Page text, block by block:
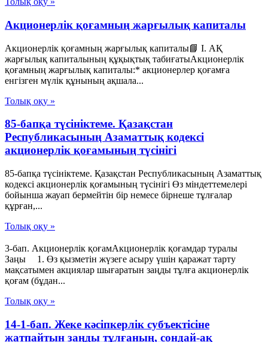
Акционерлік қоғамның жарғылық капиталы
Акционерлік қоғамның жарғылық капиталы📘 I. АҚ
жарғылық капиталының құқықтық табиғатыАкционерлік
қоғамның жарғылық капиталы:* акционерлер қоғамға
енгізген мүлік құнының ақшала...
Толық оқу »
85-бапқа түсініктеме. Қазақстан
Республикасының Азаматтық кодексі
акционерлік қоғамының түсінігі
85-бапқа түсініктеме. Қазақстан Республикасының Азаматтық
кодексі акционерлік қоғамының түсінігі Өз міндеттемелері
бойынша жауап бермейтін бір немесе бірнеше тұлғалар
құрған,...
Толық оқу »
3-бап. Акционерлік қоғамАкционерлік қоғамдар туралы
Заңы 1. Өз қызметін жүзеге асыру үшін қаражат тарту
мақсатымен акциялар шығаратын заңды тұлға акционерлік
қоғам (бұдан...
Толық оқу »
14-1-бап. Жеке кәсіпкерлік субъектісіне
жатпайтын заңды тұлғаның, сондай-ақ